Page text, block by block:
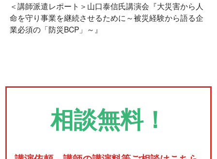
＜講師派遣レポート＞山口泰信氏講演会『大災害から人
命を守り事業を継続させるために～被災経験から語る企
業必須の「防災BCP」～』
相談無料！